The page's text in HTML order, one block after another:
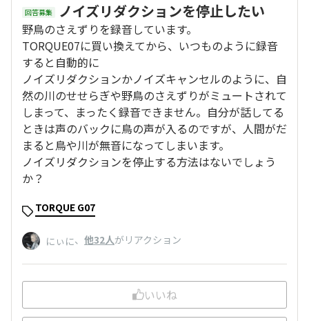
回答募集 ノイズリダクションを停止したい
野鳥のさえずりを録音しています。
TORQUE07に買い換えてから、いつものように録音
すると自動的に
ノイズリダクションかノイズキャンセルのように、自
然の川のせせらぎや野鳥のさえずりがミュートされて
しまって、まったく録音できません。自分が話してる
ときは声のバックに鳥の声が入るのですが、人間がだ
まると鳥や川が無音になってしまいます。
ノイズリダクションを停止する方法はないでしょう
か？
TORQUE G07
にぃに、 他32人がリアクション
いいね